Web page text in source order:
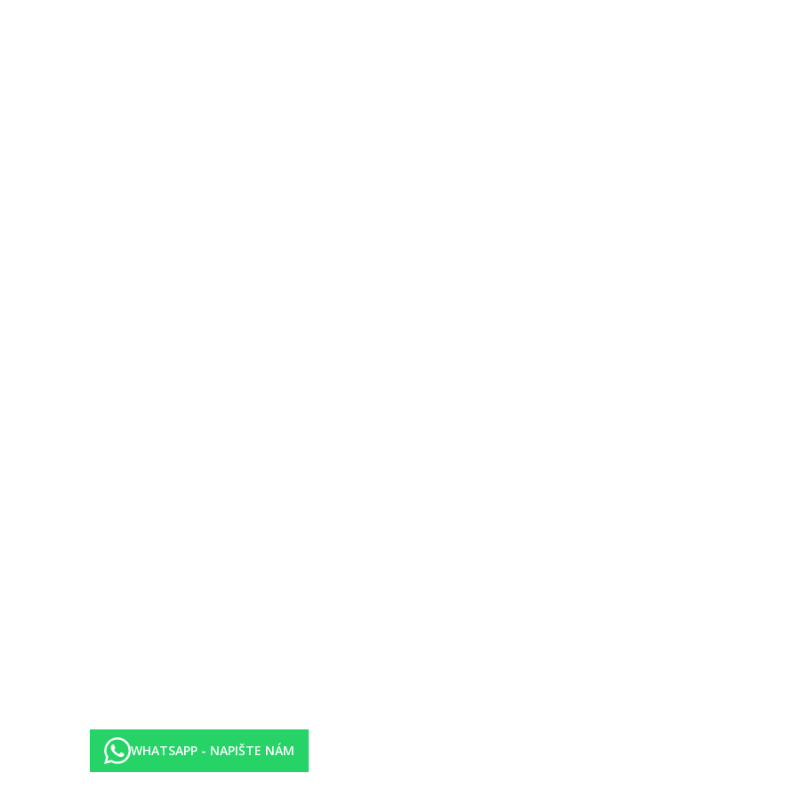
a bombóny - denně doplňován zdarma)
WHATSAPP - NAPIŠTE NÁM